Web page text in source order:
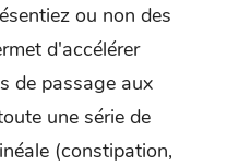
ou non des
d'accélérer
de passage aux
une série de
(constipation,